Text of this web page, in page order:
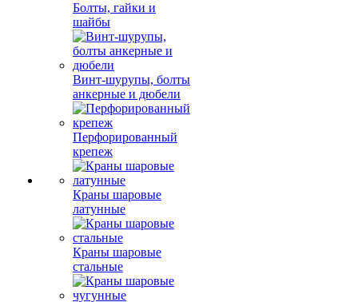
Болты, гайки и
шайбы
Винт-шурупы, болты
анкерные и дюбели
Перфорированный
крепеж
Краны шаровые
латунные
Краны шаровые
стальные